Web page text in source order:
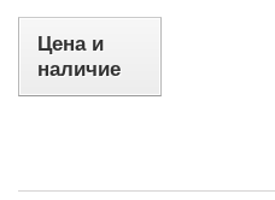
Цена и
наличие